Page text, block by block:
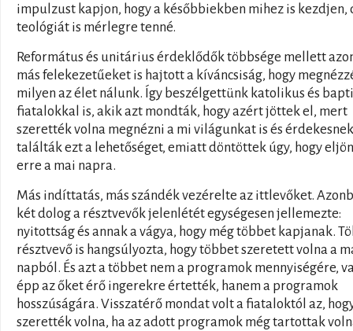
impulzust kapjon, hogy a későbbiekben mihez is kezdjen,
teológiát is mérlegre tenné.
Református és unitárius érdeklődők többsége mellett
más felekezetűeket is hajtott a kíváncsiság, hogy
milyen az élet nálunk. Így beszélgettünk katolikus és
fiatalokkal is, akik azt mondták, hogy azért jöttek el, mert
szerették volna megnézni a mi világunkat is és érdekesnek
találták ezt a lehetőséget, emiatt döntöttek úgy, hogy
erre a mai napra.
Más indíttatás, más szándék vezérelte az ittlevőket.
két dolog a résztvevők jelenlétét egységesen jellemezte:
nyitottság és annak a vágya, hogy még többet kapjanak.
résztvevő is hangsúlyozta, hogy többet szeretett volna a
napból. És azt a többet nem a programok mennyiségére,
épp az őket érő ingerekre értették, hanem a programok
hosszúságára. Visszatérő mondat volt a fiataloktól az,
szerették volna, ha az adott programok még tartottak